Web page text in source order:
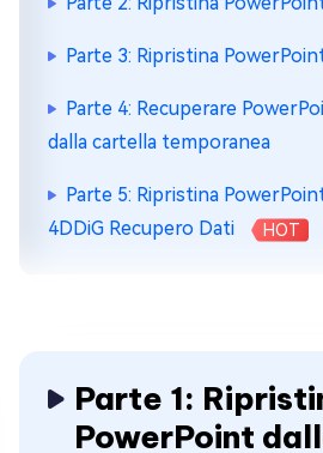
Parte 3: Ripristina
Parte 4: Recuperare
dalla cartella temporanea
Parte 5: Ripristina
4DDiG Recupero Dati
HOT
Parte 1:
PowerPoint